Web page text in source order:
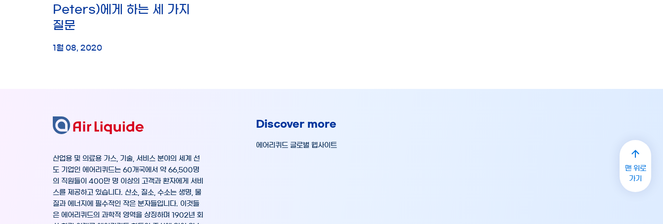
Peters)에게 하는 세 가지
질문
1월 08, 2020
산업용 및 의료용 가스, 기술, 서비스 분야의 세계 선
도 기업인 에어리퀴드는 60개국에서 약 66,500명
의 직원들이 400만 명 이상의 고객과 환자에게 서비
스를 제공하고 있습니다. 산소, 질소, 수소는 생명, 물
질과 에너지에 필수적인 작은 분자들입니다. 이것들
은 에어리퀴드의 과학적 영역을 상징하며 1902년 회
Discover more
에어리퀴드 글로벌 웹사이트
맨 위로
가기